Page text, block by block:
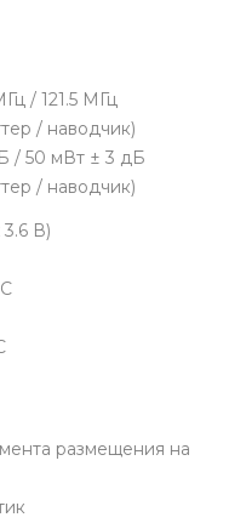
/ 121.5 МГц
/ наводчик)
/ 50 мВт ± 3 дБ
/ наводчик)
В)
размещения на